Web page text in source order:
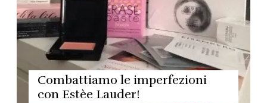
Combattiamo le imperfezioni
con Estèe Lauder!